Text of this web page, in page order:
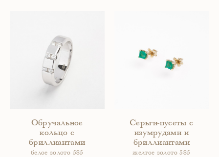
Обручальное
кольцо с
бриллиантами
белое золото 585
Серьги-пусеты с
изумрудами и
бриллиантами
желтое золото 585